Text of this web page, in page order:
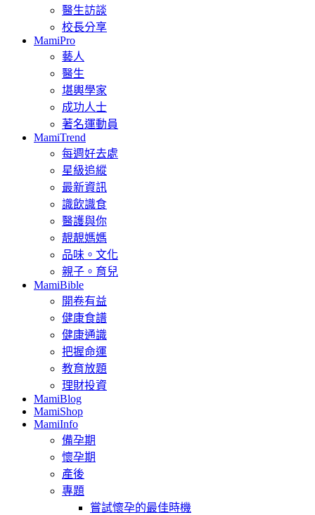
醫生訪談
校長分享
MamiPro
藝人
醫生
堪輿學家
成功人士
著名運動員
MamiTrend
每週好去處
星級追縱
最新資訊
識飲識食
醫護與你
靚靚媽媽
品味。文化
親子。育兒
MamiBible
開卷有益
健康食譜
健康通識
把握命運
教育放題
理財投資
MamiBlog
MamiShop
MamiInfo
備孕期
懷孕期
產後
專題
嘗試懷孕的最佳時機